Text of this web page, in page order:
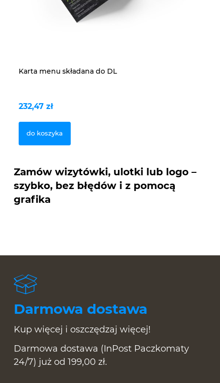
Karta menu składana do DL
232,47 zł
do koszyka
Zamów wizytówki, ulotki lub logo –
szybko, bez błędów i z pomocą
grafika
Darmowa dostawa
Kup więcej i oszczędzaj więcej!
Darmowa dostawa (InPost Paczkomaty
24/7) już od 199,00 zł.